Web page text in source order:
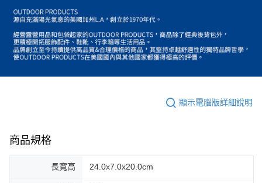
顯示電腦版詳細說明
商品規格
長寬高 24.0x7.0x20.0cm